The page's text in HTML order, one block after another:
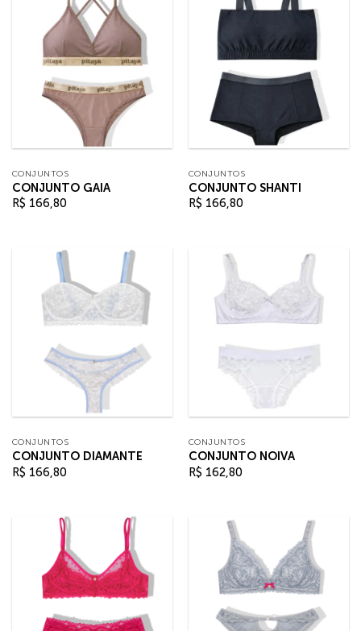
CONJUNTOS
CONJUNTO GAIA
R$ 166,80
CONJUNTOS
CONJUNTO SHANTI
R$ 166,80
CONJUNTOS
CONJUNTO DIAMANTE
R$ 166,80
CONJUNTOS
CONJUNTO NOIVA
R$ 162,80